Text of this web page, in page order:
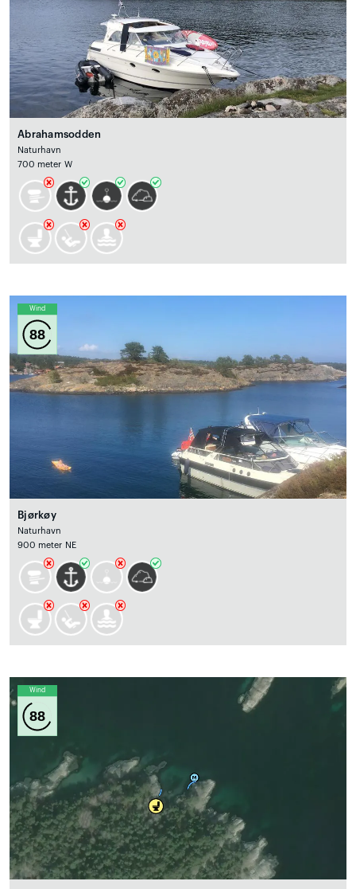
Abrahamsodden
Naturhavn
700 meter W
Wind
88
Bjørkøy
Naturhavn
900 meter NE
Wind
88